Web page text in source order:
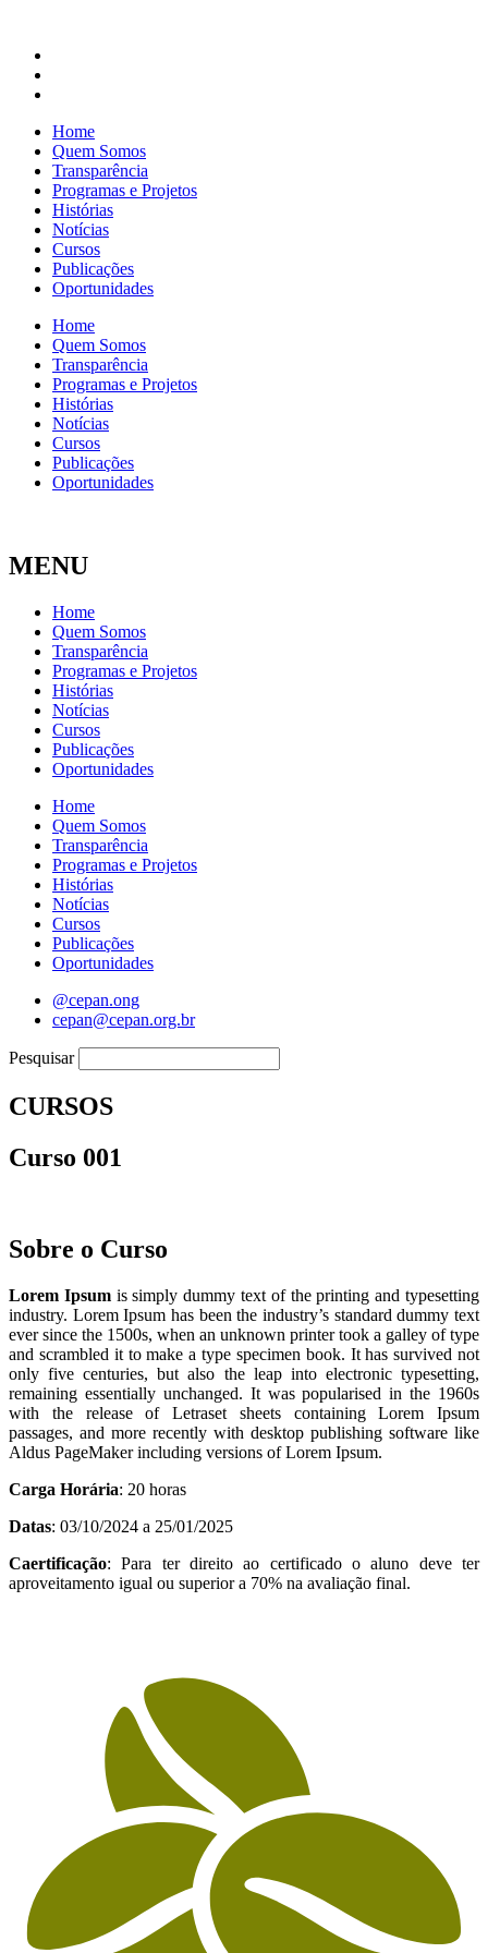
Home
Quem Somos
Transparência
Programas e Projetos
Histórias
Notícias
Cursos
Publicações
Oportunidades
Home
Quem Somos
Transparência
Programas e Projetos
Histórias
Notícias
Cursos
Publicações
Oportunidades
MENU
Home
Quem Somos
Transparência
Programas e Projetos
Histórias
Notícias
Cursos
Publicações
Oportunidades
Home
Quem Somos
Transparência
Programas e Projetos
Histórias
Notícias
Cursos
Publicações
Oportunidades
@cepan.ong
cepan@cepan.org.br
Pesquisar
CURSOS
Curso 001
Sobre o Curso
Lorem Ipsumis simply dummy text of the printing and typesetting
industry. Lorem Ipsum has been the industry’s standard dummy text
ever since the 1500s, when an unknown printer took a galley of type
and scrambled it to make a type specimen book. It has survived not
only five centuries, but also the leap into electronic typesetting,
remaining essentially unchanged. It was popularised in the 1960s
with the release of Letraset sheets containing Lorem Ipsum
passages, and more recently with desktop publishing software like
Aldus PageMaker including versions of Lorem Ipsum.
Carga Horária: 20 horas
Datas: 03/10/2024 a 25/01/2025
Caertificação: Para ter direito ao certificado o aluno deve ter
aproveitamento igual ou superior a 70% na avaliação final.